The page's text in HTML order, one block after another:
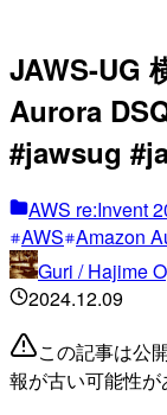
JAWS-UG
Aurora
#jawsug
AWS re:Invent
AWS Amazon
Guri / Hajime
2024.12.09
この記事は公
報が古い可能性が